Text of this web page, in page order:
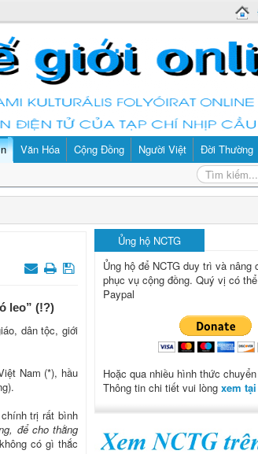
Văn Hóa Cộng Đồng Người Việt Đời Thường
leo” (!?)
dân tộc, giới
Nam (*), hầu
trị rất bình
để cho thằng
có gì thắc
Ủng hộ NCTG
Ủng hộ để NCTG duy trì và nâng
phục vụ cộng đồng. Quý vị có
Paypal
Hoặc qua nhiều hình thức
Thông tin chi tiết vui lòng xem